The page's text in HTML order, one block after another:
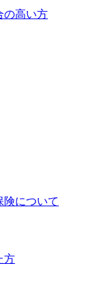
の高い方
険について
方